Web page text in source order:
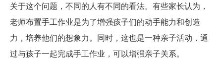
关于这个问题，不同的人有不同的看法。有些家长认为，
老师布置手工作业是为了增强孩子们的动手能力和创造
力，培养他们的想象力。同时，这也是一种亲子活动，通
过与孩子一起完成手工作业，可以增强亲子关系。